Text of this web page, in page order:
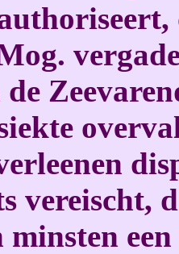
vereischt,
minsten